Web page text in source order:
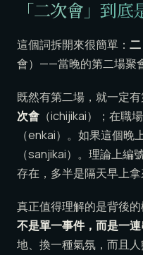
「二次會」到
這個詞拆開來很簡單： 二
會）——當晚的第二場聚
既然有第二場，就一定
次會 （ichijikai）；在職
（enkai）。如果這個晚
（sanjikai）。理論上
存在，多半是隔天早上拿
真正值得理解的是背後
不是單一事件，而是一
地、換一種氣氛，而且